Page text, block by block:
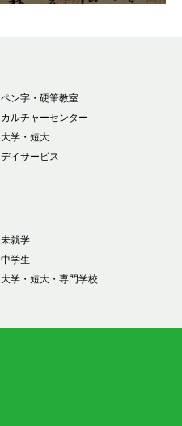
ペン字・硬筆教室
カルチャーセンター
大学・短大
デイサービス
未就学
中学生
大学・短大・専門学校